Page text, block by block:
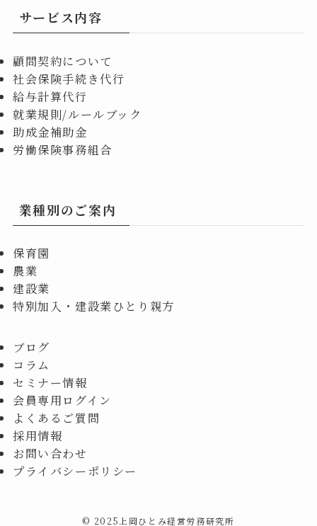
サービス内容
顧問契約について
社会保険手続き代行
給与計算代行
就業規則/ルールブック
助成金補助金
労働保険事務組合
業種別のご案内
保育園
農業
建設業
特別加入・建設業ひとり親方
ブログ
コラム
セミナー情報
会員専用ログイン
よくあるご質問
採用情報
お問い合わせ
プライバシーポリシー
© 2025上岡ひとみ経営労務研究所